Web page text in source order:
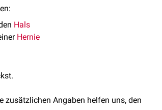
Hals
Hernie
zusätzlichen Angaben helfen uns, den